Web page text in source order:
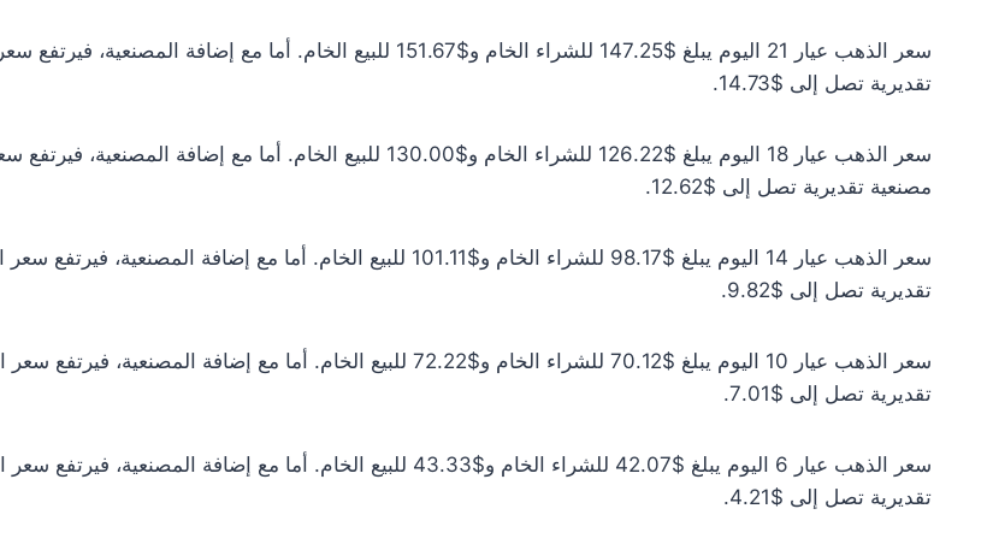
تقديرية تصل إلى $14.73.
مصنعية تقديرية تصل إلى $12.62.
تقديرية تصل إلى $9.82.
تقديرية تصل إلى $7.01.
تقديرية تصل إلى $4.21.